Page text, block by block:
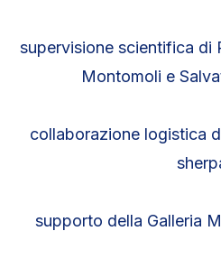
supervisione scientifica di
Montomoli e
collaborazione logistica
supporto della Galleria